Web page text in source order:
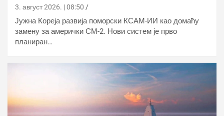
3. август 2026. | 08:50
Јужна Кореја развија поморски КСАМ-ИИ као домаћу
замену за амерички СМ-2. Нови систем је прво
планиран…